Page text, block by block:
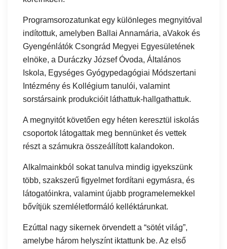
Programsorozatunkat egy különleges megnyitóval
indítottuk, amelyben Ballai Annamária, aVakok és
Gyengénlátók Csongrád Megyei Egyesületének
elnöke, a Duráczky József Óvoda, Általános
Iskola, Egységes Gyógypedagógiai Módszertani
Intézmény és Kollégium tanulói, valamint
sorstársaink produkcióit láthattuk-hallgathattuk.
A megnyitót követően egy héten keresztül iskolás
csoportok látogattak meg bennünket és vettek
részt a számukra összeállított kalandokon.
Alkalmainkból sokat tanulva mindig igyekszünk
több, szakszerű figyelmet fordítani egymásra, és
látogatóinkra, valamint újabb programelemekkel
bővítjük szemléletformáló kelléktárunkat.
Ezúttal nagy sikernek örvendett a “sötét világ”,
amelybe három helyszínt iktattunk be. Az első